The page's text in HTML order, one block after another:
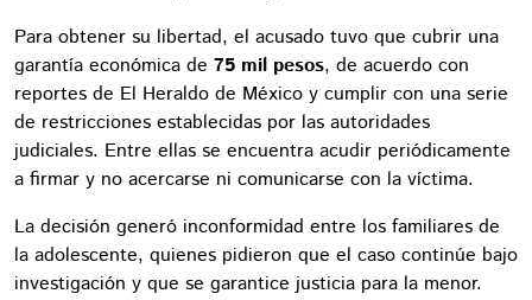
Para obtener su libertad, el acusado tuvo que cubrir una
garantía económica de 75 mil pesos, de acuerdo con
reportes de El Heraldo de México y cumplir con una serie
de restricciones establecidas por las autoridades
judiciales. Entre ellas se encuentra acudir periódicamente
a firmar y no acercarse ni comunicarse con la víctima.
La decisión generó inconformidad entre los familiares de
la adolescente, quienes pidieron que el caso continúe bajo
investigación y que se garantice justicia para la menor.